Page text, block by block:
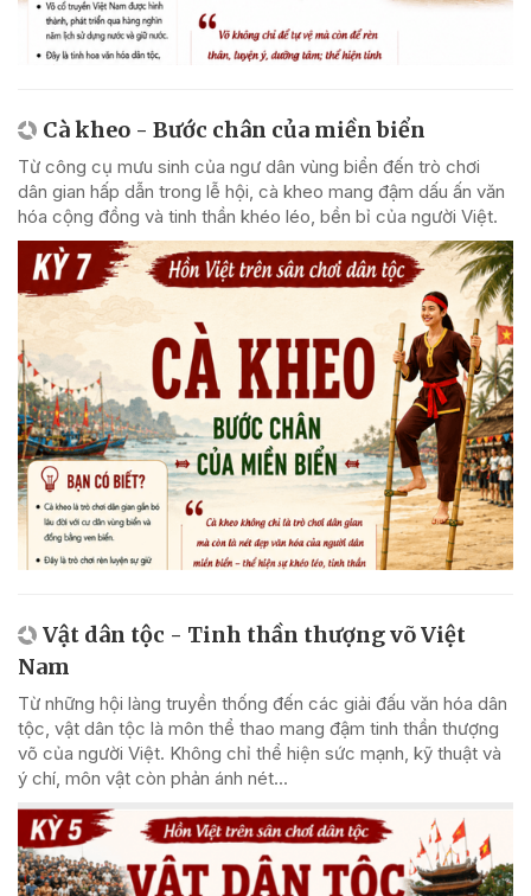
Cà kheo - Bước chân của miền biển
Từ công cụ mưu sinh của ngư dân vùng biển đến trò chơi
dân gian hấp dẫn trong lễ hội, cà kheo mang đậm dấu ấn văn
hóa cộng đồng và tinh thần khéo léo, bền bỉ của người Việt.
Vật dân tộc - Tinh thần thượng võ Việt
Nam
Từ những hội làng truyền thống đến các giải đấu văn hóa dân
tộc, vật dân tộc là môn thể thao mang đậm tinh thần thượng
võ của người Việt. Không chỉ thể hiện sức mạnh, kỹ thuật và
ý chí, môn vật còn phản ánh nét...